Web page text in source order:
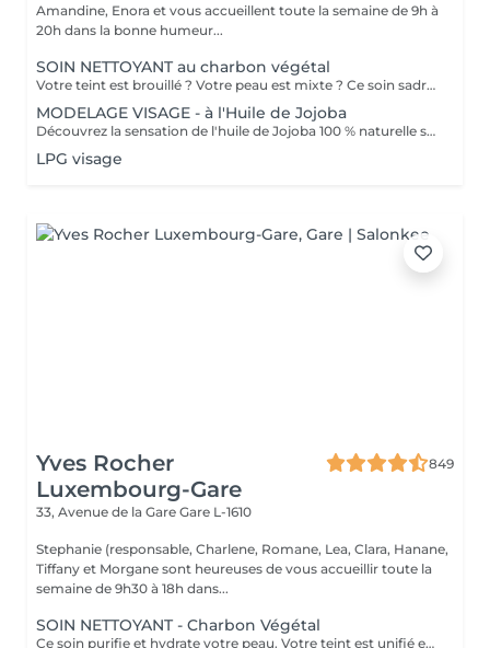
Amandine, Enora et vous accueillent toute la semaine de 9h à
20h dans la bonne humeur...
SOIN NETTOYANT au charbon végétal
Votre teint est brouillé ? Votre peau est mixte ? Ce soin sadresse à vous. Votre peau est nettoyée par une exfoliation douce, sous vapeur, complétée par une extraction des comédons. Pour finir, lapplication dun masque purifie la zone médiane (front, nez, menton), et hydrate le reste de votre visage. Detoxifié et hydraté, votre visage retrouve un teint unifié et lumineux. Bénéfices : Detoxifié et hydraté, votre visage retrouve un teint unifié et lumineux.
MODELAGE VISAGE - à l'Huile de Jojoba
Découvrez la sensation de l'huile de Jojoba 100 % naturelle sur votre peau. Nourrie, votre peau retrouve tout son confort. Libéré de ses tensions grâce aux mains habiles de notre esthéticienne, votre visage est détendu. Bénéfices : Nourrie, votre peau retrouve tout son confort.
LPG visage
Yves Rocher
Luxembourg-Gare
849
33, Avenue de la Gare Gare L-1610
Stephanie (responsable, Charlene, Romane, Lea, Clara, Hanane,
Tiffany et Morgane sont heureuses de vous accueillir toute la
semaine de 9h30 à 18h dans...
SOIN NETTOYANT - Charbon Végétal
Ce soin purifie et hydrate votre peau. Votre teint est unifié et lumineux, grâce à l' alliance du Charbon Végétal et de l'édulis